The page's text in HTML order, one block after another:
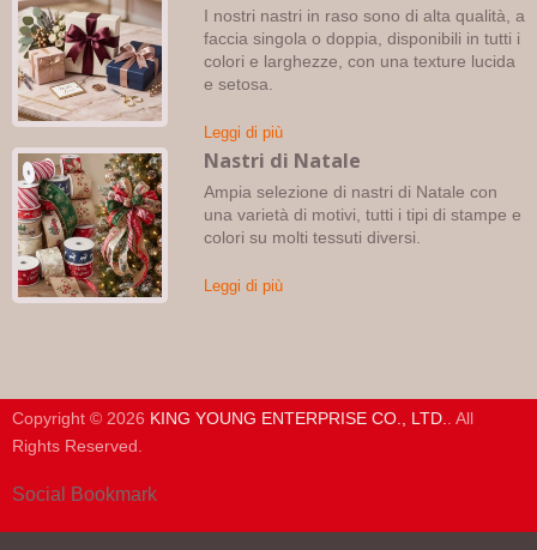
I nostri nastri in raso sono di alta qualità, a
faccia singola o doppia, disponibili in tutti i
colori e larghezze, con una texture lucida
e setosa.
Leggi di più
Nastri di Natale
Ampia selezione di nastri di Natale con
una varietà di motivi, tutti i tipi di stampe e
colori su molti tessuti diversi.
Leggi di più
Copyright © 2026 KING YOUNG ENTERPRISE CO., LTD.. All
Rights Reserved.
Social Bookmark